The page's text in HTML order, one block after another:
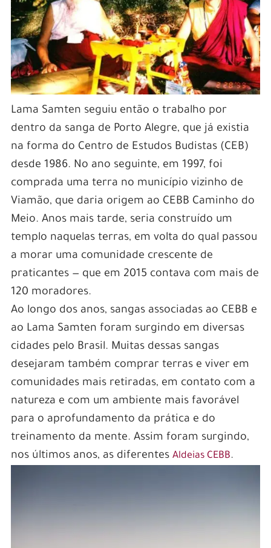
Lama Samten seguiu então o trabalho por
dentro da sanga de Porto Alegre, que já existia
na forma do Centro de Estudos Budistas (CEB)
desde 1986. No ano seguinte, em 1997, foi
comprada uma terra no município vizinho de
Viamão, que daria origem ao CEBB Caminho do
Meio. Anos mais tarde, seria construído um
templo naquelas terras, em volta do qual passou
a morar uma comunidade crescente de
praticantes — que em 2015 contava com mais de
120 moradores.
Ao longo dos anos, sangas associadas ao CEBB e
ao Lama Samten foram surgindo em diversas
cidades pelo Brasil. Muitas dessas sangas
desejaram também comprar terras e viver em
comunidades mais retiradas, em contato com a
natureza e com um ambiente mais favorável
para o aprofundamento da prática e do
treinamento da mente. Assim foram surgindo,
nos últimos anos, as diferentes Aldeias CEBB.